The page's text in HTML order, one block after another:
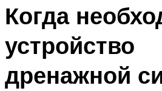
Когда
устройство
дренажной